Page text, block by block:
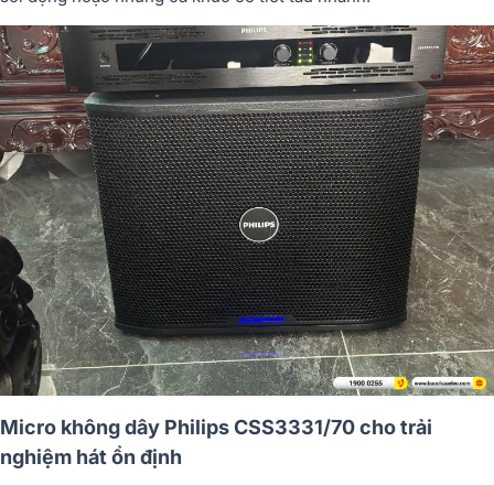
Micro không dây Philips CSS3331/70 cho trải
nghiệm hát ổn định